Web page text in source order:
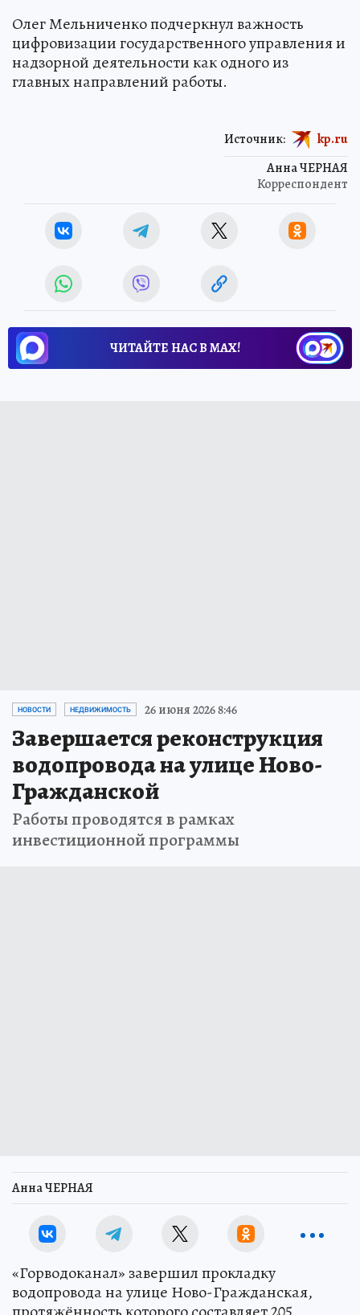
Олег Мельниченко подчеркнул важность
цифровизации государственного управления и
надзорной деятельности как одного из
главных направлений работы.
Анна ЧЕРНАЯ
Корреспондент
Источник: kp.ru
ЧИТАЙТЕ НАС В МАХ!
НОВОСТИ НЕДВИЖИМОСТЬ 26 июня 2026 8:46
Завершается реконструкция
водопровода на улице Ново-
Гражданской
Работы проводятся в рамках
инвестиционной программы
Анна ЧЕРНАЯ
«Горводоканал» завершил прокладку
водопровода на улице Ново-Гражданская,